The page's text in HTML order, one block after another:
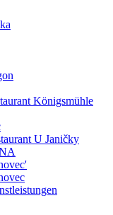
Königsmühle
U Janičky